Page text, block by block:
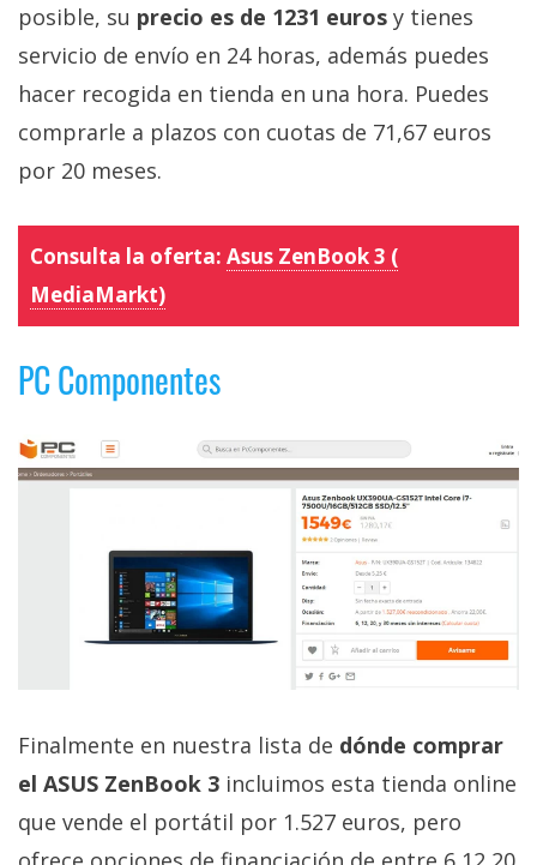
posible, su precio es de 1231 euros y tienes
servicio de envío en 24 horas, además puedes
hacer recogida en tienda en una hora. Puedes
comprarle a plazos con cuotas de 71,67 euros
por 20 meses.
Consulta la oferta: Asus ZenBook 3 (
MediaMarkt)
PC Componentes
Finalmente en nuestra lista de dónde comprar
el ASUS ZenBook 3 incluimos esta tienda online
que vende el portátil por 1.527 euros, pero